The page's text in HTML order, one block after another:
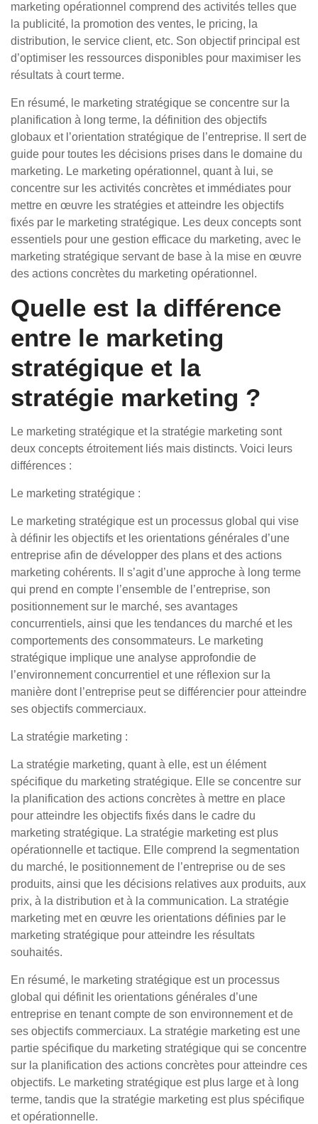
marketing opérationnel comprend des activités telles que
la publicité, la promotion des ventes, le pricing, la
distribution, le service client, etc. Son objectif principal est
d’optimiser les ressources disponibles pour maximiser les
résultats à court terme.
En résumé, le marketing stratégique se concentre sur la
planification à long terme, la définition des objectifs
globaux et l’orientation stratégique de l’entreprise. Il sert de
guide pour toutes les décisions prises dans le domaine du
marketing. Le marketing opérationnel, quant à lui, se
concentre sur les activités concrètes et immédiates pour
mettre en œuvre les stratégies et atteindre les objectifs
fixés par le marketing stratégique. Les deux concepts sont
essentiels pour une gestion efficace du marketing, avec le
marketing stratégique servant de base à la mise en œuvre
des actions concrètes du marketing opérationnel.
Quelle est la différence
entre le marketing
stratégique et la
stratégie marketing ?
Le marketing stratégique et la stratégie marketing sont
deux concepts étroitement liés mais distincts. Voici leurs
différences :
Le marketing stratégique :
Le marketing stratégique est un processus global qui vise
à définir les objectifs et les orientations générales d’une
entreprise afin de développer des plans et des actions
marketing cohérents. Il s’agit d’une approche à long terme
qui prend en compte l’ensemble de l’entreprise, son
positionnement sur le marché, ses avantages
concurrentiels, ainsi que les tendances du marché et les
comportements des consommateurs. Le marketing
stratégique implique une analyse approfondie de
l’environnement concurrentiel et une réflexion sur la
manière dont l’entreprise peut se différencier pour atteindre
ses objectifs commerciaux.
La stratégie marketing :
La stratégie marketing, quant à elle, est un élément
spécifique du marketing stratégique. Elle se concentre sur
la planification des actions concrètes à mettre en place
pour atteindre les objectifs fixés dans le cadre du
marketing stratégique. La stratégie marketing est plus
opérationnelle et tactique. Elle comprend la segmentation
du marché, le positionnement de l’entreprise ou de ses
produits, ainsi que les décisions relatives aux produits, aux
prix, à la distribution et à la communication. La stratégie
marketing met en œuvre les orientations définies par le
marketing stratégique pour atteindre les résultats
souhaités.
En résumé, le marketing stratégique est un processus
global qui définit les orientations générales d’une
entreprise en tenant compte de son environnement et de
ses objectifs commerciaux. La stratégie marketing est une
partie spécifique du marketing stratégique qui se concentre
sur la planification des actions concrètes pour atteindre ces
objectifs. Le marketing stratégique est plus large et à long
terme, tandis que la stratégie marketing est plus spécifique
et opérationnelle.